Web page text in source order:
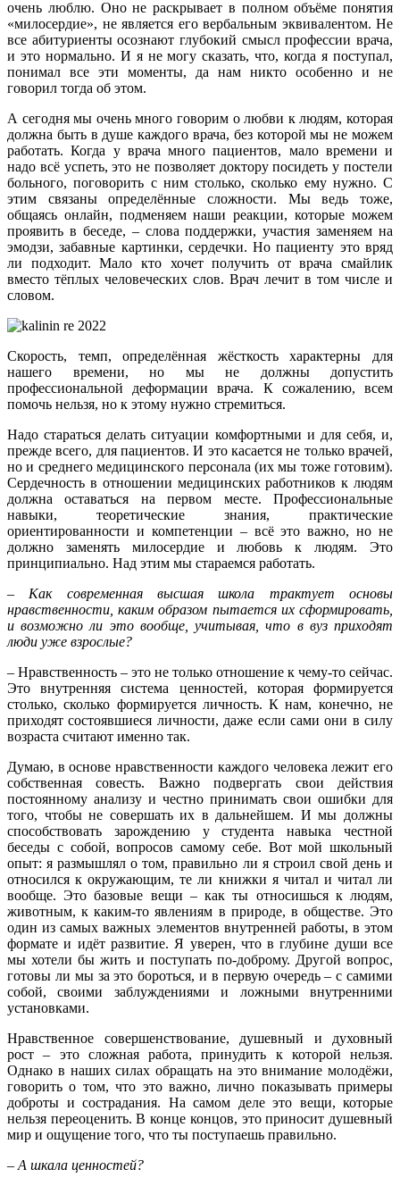
очень люблю. Оно не раскрывает в полном объёме понятия
«милосердие», не является его вербальным эквивалентом. Не
все абитуриенты осознают глубокий смысл профессии врача,
и это нормально. И я не могу сказать, что, когда я поступал,
понимал все эти моменты, да нам никто особенно и не
говорил тогда об этом.
А сегодня мы очень много говорим о любви к людям, которая
должна быть в душе каждого врача, без которой мы не можем
работать. Когда у врача много пациентов, мало времени и
надо всё успеть, это не позволяет доктору посидеть у постели
больного, поговорить с ним столько, сколько ему нужно. С
этим связаны определённые сложности. Мы ведь тоже,
общаясь онлайн, подменяем наши реакции, которые можем
проявить в беседе, – слова поддержки, участия заменяем на
эмодзи, забавные картинки, сердечки. Но пациенту это вряд
ли подходит. Мало кто хочет получить от врача смайлик
вместо тёплых человеческих слов. Врач лечит в том числе и
словом.
Скорость, темп, определённая жёсткость характерны для
нашего времени, но мы не должны допустить
профессиональной деформации врача. К сожалению, всем
помочь нельзя, но к этому нужно стремиться.
Надо стараться делать ситуации комфортными и для себя, и,
прежде всего, для пациентов. И это касается не только врачей,
но и среднего медицинского персонала (их мы тоже готовим).
Сердечность в отношении медицинских работников к людям
должна оставаться на первом месте. Профессиональные
навыки, теоретические знания, практические
ориентированности и компетенции – всё это важно, но не
должно заменять милосердие и любовь к людям. Это
принципиально. Над этим мы стараемся работать.
– Как современная высшая школа трактует основы
нравственности, каким образом пытается их сформировать,
и возможно ли это вообще, учитывая, что в вуз приходят
люди уже взрослые?
– Нравственность – это не только отношение к чему-то сейчас.
Это внутренняя система ценностей, которая формируется
столько, сколько формируется личность. К нам, конечно, не
приходят состоявшиеся личности, даже если сами они в силу
возраста считают именно так.
Думаю, в основе нравственности каждого человека лежит его
собственная совесть. Важно подвергать свои действия
постоянному анализу и честно принимать свои ошибки для
того, чтобы не совершать их в дальнейшем. И мы должны
способствовать зарождению у студента навыка честной
беседы с собой, вопросов самому себе. Вот мой школьный
опыт: я размышлял о том, правильно ли я строил свой день и
относился к окружающим, те ли книжки я читал и читал ли
вообще. Это базовые вещи – как ты относишься к людям,
животным, к каким-то явлениям в природе, в обществе. Это
один из самых важных элементов внутренней работы, в этом
формате и идёт развитие. Я уверен, что в глубине души все
мы хотели бы жить и поступать по-доброму. Другой вопрос,
готовы ли мы за это бороться, и в первую очередь – с самими
собой, своими заблуждениями и ложными внутренними
установками.
Нравственное совершенствование, душевный и духовный
рост – это сложная работа, принудить к которой нельзя.
Однако в наших силах обращать на это внимание молодёжи,
говорить о том, что это важно, лично показывать примеры
доброты и сострадания. На самом деле это вещи, которые
нельзя переоценить. В конце концов, это приносит душевный
мир и ощущение того, что ты поступаешь правильно.
– А шкала ценностей?